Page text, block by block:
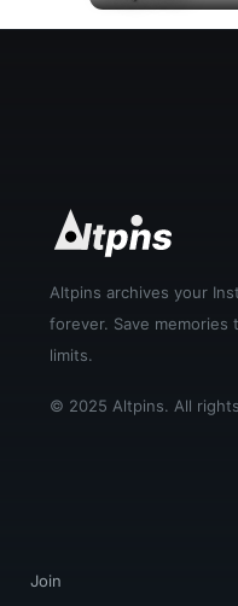
Altpins archives your
forever. Save
limits.
© 2025 Altpins. All
Join